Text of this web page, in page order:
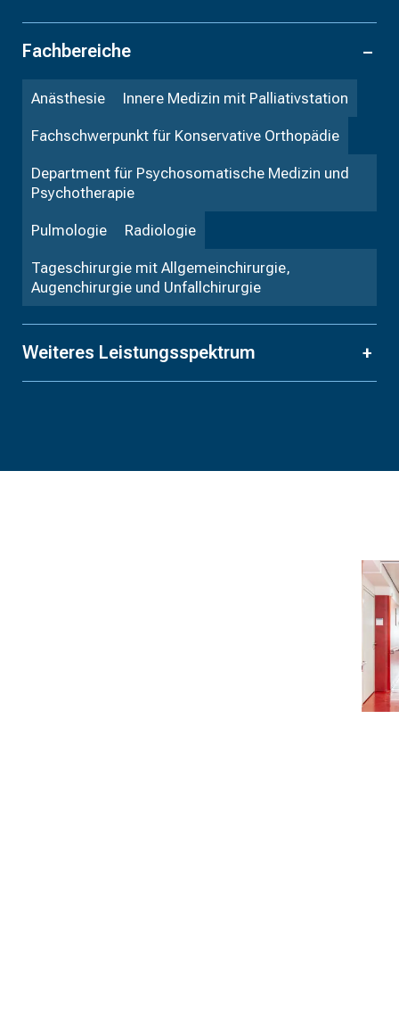
Fachbereiche
Anästhesie Innere Medizin mit Palliativstation
Fachschwerpunkt für Konservative Orthopädie
Department für Psychosomatische Medizin und
Psychotherapie
Pulmologie Radiologie
Tageschirurgie mit Allgemeinchirurgie,
Augenchirurgie und Unfallchirurgie
Weiteres Leistungsspektrum